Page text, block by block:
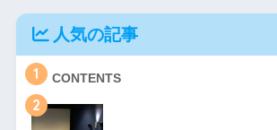
人気の記事
1 CONTENTS
2